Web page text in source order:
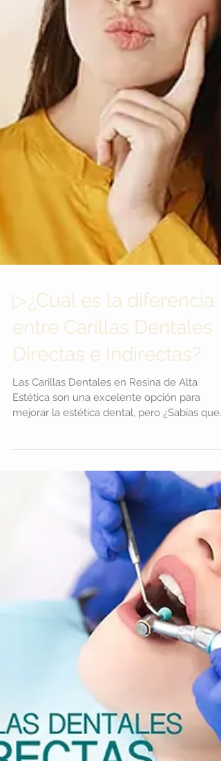
▷¿Cuál es la diferencia
entre Carillas Dentales
Estética son una excelente opción para
mejorar la estética dental, pero ¿Sabías que
existen dos tipos principales: Carillas
Directas e Indirectas? En este artículo,
exploraremos las diferencias entre estos dos
tipos de Carillas Dentales, así como sus
ventajas y desventajas. También
proporcionaremos un cuadro comparativo
para ayudarte a comprender mejor las
características de cada opción y tomar una
decisión informada sobre tu t